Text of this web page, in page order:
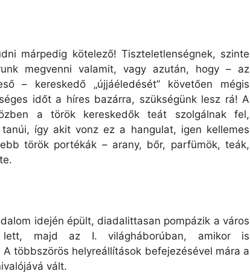
márpedig kötelező! Tiszteletlenségnek, szinte
megvenni valamit, vagy azután, hogy – az
– kereskedő „újjáéledését” követően mégis
időt a híres bazárra, szükségünk lesz rá! A
a török kereskedők teát szolgálnak fel,
így akit vonz ez a hangulat, igen kellemes
török portékák – arany, bőr, parfümök, teák,
idején épült, diadalittasan pompázik a város
majd az I. világháborúban, amikor is
többszörös helyreállítások befejezésével mára a
vált.